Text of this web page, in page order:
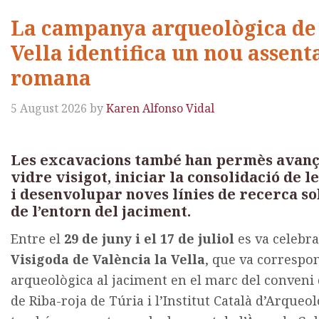
La campanya arqueològica
Vella identifica un nou
romana
5 August 2026 byKaren Alfonso Vidal
Les excavacions també han permès
vidre visigot, iniciar la consolidació de
i desenvolupar noves línies de recerca
de l’entorn del jaciment.
Entre el 29 de juny i el 17 de juliol es va
Visigoda de València la Vella, que va
arqueològica al jaciment en el marc del conveni
de Riba-roja de Túria i l’Institut Català